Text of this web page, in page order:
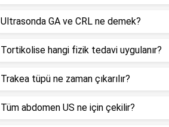
Ultrasonda GA ve CRL ne demek?
Tortikolise hangi fizik tedavi uygulanır?
Trakea tüpü ne zaman çıkarılır?
Tüm abdomen US ne için çekilir?